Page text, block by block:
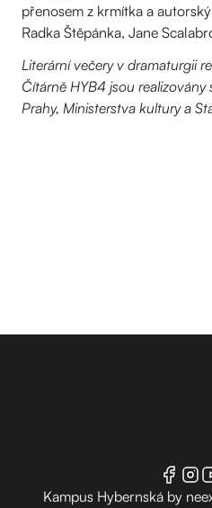
přenosem z krmítka a
Radka Štěpánka, Jane
Literární večery v dramaturgii
Čítárně HYB4 jsou
Prahy, Ministerstva kultury a
Kampus Hybernská by